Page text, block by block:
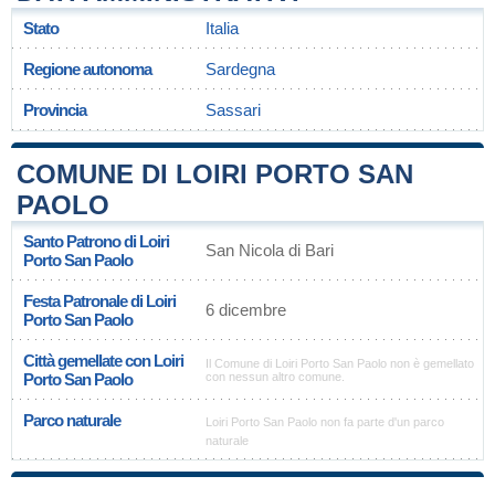
Stato Italia
Regione autonoma Sardegna
Provincia Sassari
COMUNE DI LOIRI PORTO SAN
PAOLO
Santo Patrono di Loiri
Porto San Paolo
San Nicola di Bari
Festa Patronale di Loiri
Porto San Paolo
6 dicembre
Città gemellate con Loiri
Porto San Paolo
Il Comune di Loiri Porto San Paolo non è gemellato
con nessun altro comune.
Parco naturale
Loiri Porto San Paolo non fa parte d'un parco
naturale